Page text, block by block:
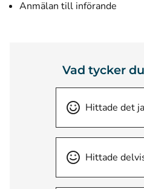
Anmälan till införande
Vad tycker
Hittade det
Hittade